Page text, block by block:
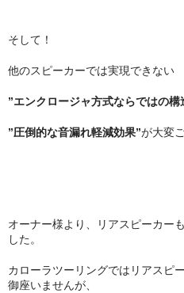
そして！
他のスピーカーでは実現できない
”エンクロージャ方式ならではの構
”圧倒的な音漏れ軽減効果”が大変
オーナー様より、リアスピーカー
した。
カローラツーリングではリアスピ
御座いませんが、